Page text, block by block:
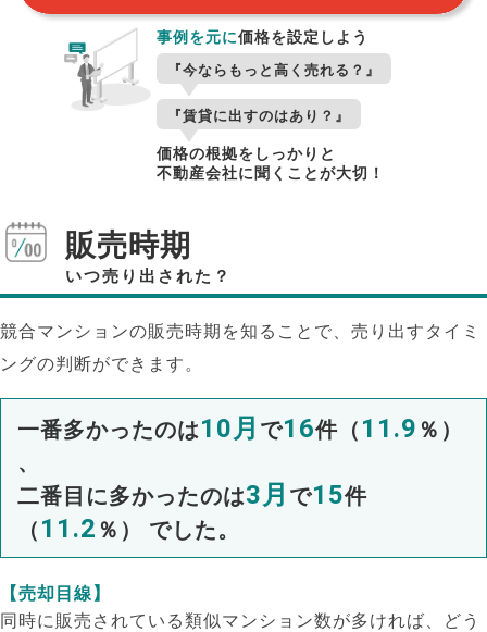
事例を元に価格を設定しよう
『今ならもっと高く売れる？』
『賃貸に出すのはあり？』
価格の根拠をしっかりと
不動産会社に聞くことが大切！
販売時期
いつ売り出された？
競合マンションの販売時期を知ることで、売り出すタイミ
ングの判断ができます。
一番多かったのは10月 で16件（ 11.9 ％）
、
二番目に多かったのは3月 で15件
（ 11.2 ％） でした。
【売却目線】
同時に販売されている類似マンション数が多ければ、どう